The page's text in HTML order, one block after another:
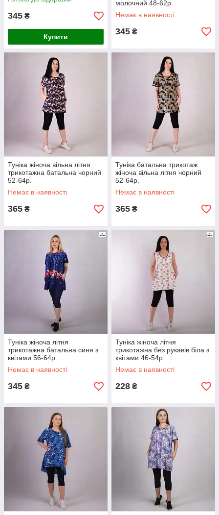
345 ₴
Купити
молочний 48-62р.
Немає в наявності
345 ₴
Туніка жіноча вільна літня
трикотажна батальна чорний
52-64р.
Немає в наявності
365 ₴
Туніка батальна трикотаж
жіноча вільна літня чорний
52-64р.
Немає в наявності
365 ₴
Туніка жіноча літня
трикотажна батальна синя з
квітами 56-64р.
Немає в наявності
345 ₴
Туніка жіноча літня
трикотажна без рукавів біла з
квітами 46-54р.
Немає в наявності
228 ₴